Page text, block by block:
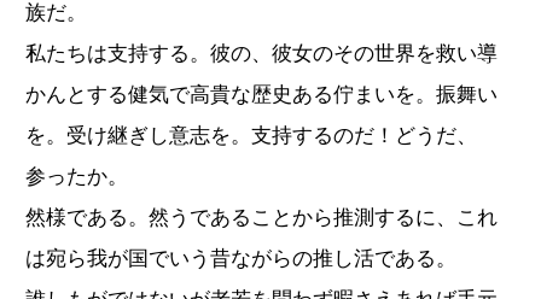
族だ。
私たちは支持する。彼の、彼女のその世界を救い導
かんとする健気で高貴な歴史ある佇まいを。振舞い
を。受け継ぎし意志を。支持するのだ！どうだ、
参ったか。
然様である。然うであることから推測するに、これ
は宛ら我が国でいう昔ながらの推し活である。